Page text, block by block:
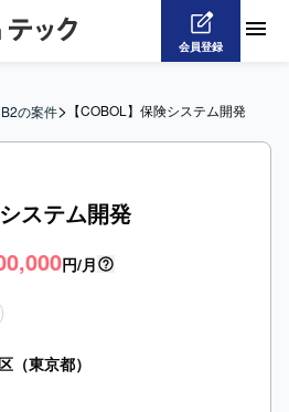
会員登録
の案件> 【COBOL】保険システム開発
ステム開発
円/月
（東京都）